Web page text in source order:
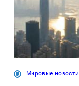
Мировые новости